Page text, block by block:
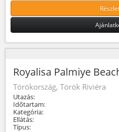
Royalisa Palmiye
Törökország, Török Riviéra
Utazás:
Időtartam:
Kategória:
Ellátás:
Típus: